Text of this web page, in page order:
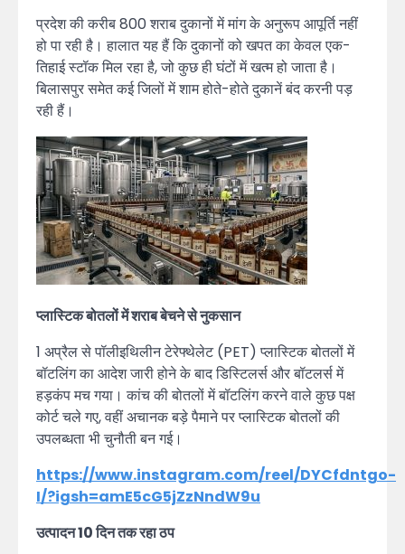
प्रदेश की करीब 800 शराब दुकानों में मांग के अनुरूप आपूर्ति नहीं
हो पा रही है। हालात यह हैं कि दुकानों को खपत का केवल एक-
तिहाई स्टॉक मिल रहा है, जो कुछ ही घंटों में खत्म हो जाता है।
बिलासपुर समेत कई जिलों में शाम होते-होते दुकानें बंद करनी पड़
रही हैं।
प्लास्टिक बोतलों में शराब बेचने से नुकसान
1 अप्रैल से पॉलीइथिलीन टेरेफ्थेलेट (PET) प्लास्टिक बोतलों में
बॉटलिंग का आदेश जारी होने के बाद डिस्टिलर्स और बॉटलर्स में
हड़कंप मच गया। कांच की बोतलों में बॉटलिंग करने वाले कुछ पक्ष
कोर्ट चले गए, वहीं अचानक बड़े पैमाने पर प्लास्टिक बोतलों की
उपलब्धता भी चुनौती बन गई।
https://www.instagram.com/reel/DYCfdntgo-
I/?igsh=amE5cG5jZzNndW9u
उत्पादन 10 दिन तक रहा ठप